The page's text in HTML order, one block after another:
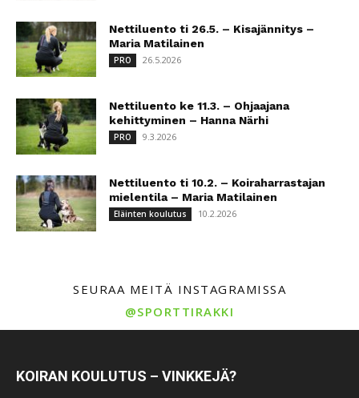
Nettiluento ti 26.5. – Kisajännitys –
Maria Matilainen
PRO 26.5.2026
Nettiluento ke 11.3. – Ohjaajana
kehittyminen – Hanna Närhi
PRO 9.3.2026
Nettiluento ti 10.2. – Koiraharrastajan
mielentila – Maria Matilainen
Eläinten koulutus 10.2.2026
SEURAA MEITÄ INSTAGRAMISSA
@SPORTTIRAKKI
KOIRAN KOULUTUS – VINKKEJÄ?